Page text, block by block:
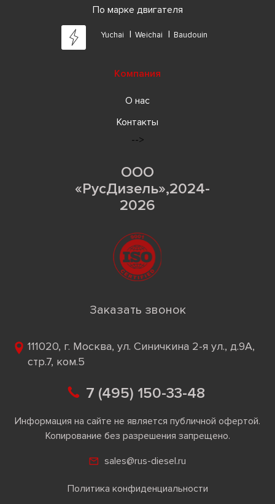
По марке двигателя
Yuchai Weichai Baudouin
Компания
О нас
Контакты
-->
ООО
«РусДизель»,2024-
2026
Заказать звонок
111020, г. Москва, ул. Синичкина 2-я ул., д.9А,
стр.7, ком.5
7 (495) 150-33-48
Информация на сайте не является публичной офертой.
Копирование без разрешения запрещено.
sales@rus-diesel.ru
Политика конфиденциальности